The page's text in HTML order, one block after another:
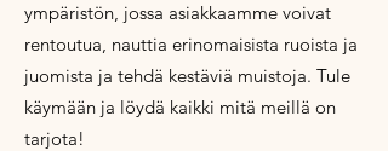
ympäristön, jossa asiakkaamme voivat
rentoutua, nauttia erinomaisista ruoista ja
juomista ja tehdä kestäviä muistoja. Tule
käymään ja löydä kaikki mitä meillä on
tarjota!